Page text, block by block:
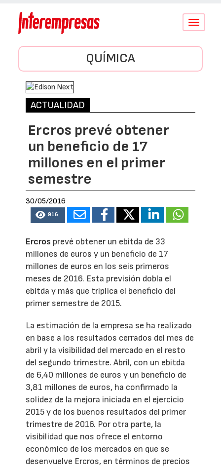
Conmutar
QUÍMICA
ACTUALIDAD
Ercros prevé obtener
un beneficio de 17
millones en el primer
semestre
30/05/2016
916
Ercros prevé obtener un ebitda de 33
millones de euros y un beneficio de 17
millones de euros en los seis primeros
meses de 2016. Esta previsión dobla el
ebitda y más que triplica el beneficio del
primer semestre de 2015.
La estimación de la empresa se ha realizado
en base a los resultados cerrados del mes de
abril y la visibilidad del mercado en el resto
del segundo trimestre. Abril, con un ebitda
de 6,40 millones de euros y un beneficio de
3,81 millones de euros, ha confirmado la
solidez de la mejora iniciada en el ejercicio
2015 y de los buenos resultados del primer
trimestre de 2016. Por otra parte, la
visibilidad que nos ofrece el entorno
económico de los mercados en que se
desenvuelve Ercros, en términos de precios